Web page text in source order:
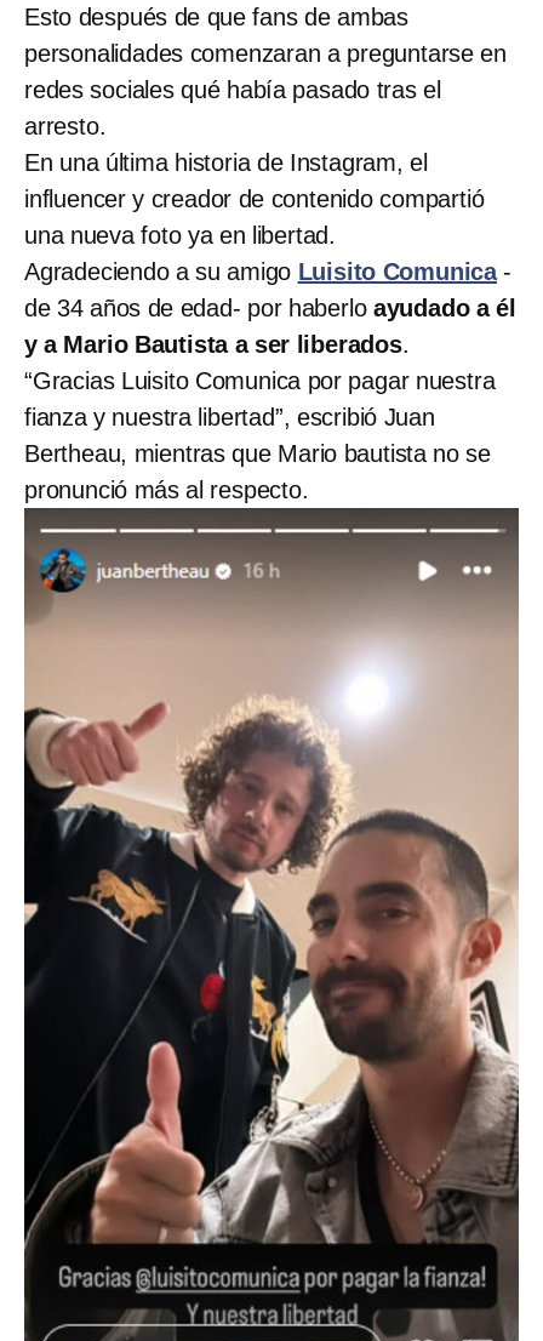
Esto después de que fans de ambas
personalidades comenzaran a preguntarse en
redes sociales qué había pasado tras el
arresto.
En una última historia de Instagram, el
influencer y creador de contenido compartió
una nueva foto ya en libertad.
Agradeciendo a su amigo Luisito Comunica-
de 34 años de edad- por haberlo ayudado a él
y a Mario Bautista a ser liberados.
“Gracias Luisito Comunica por pagar nuestra
fianza y nuestra libertad”, escribió Juan
Bertheau, mientras que Mario bautista no se
pronunció más al respecto.